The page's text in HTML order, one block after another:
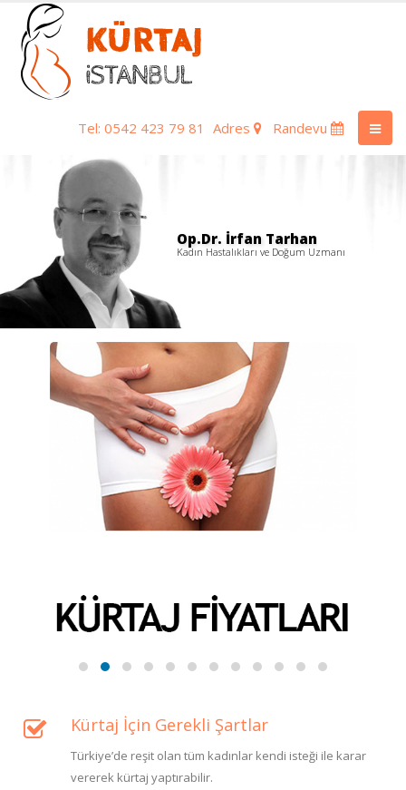
Tel: 0542 423 79 81 Adres Randevu
Op.Dr. İrfan Tarhan
Kadın Hastalıkları ve Doğum Uzmanı
Kürtaj İçin Gerekli Şartlar
Türkiye’de reşit olan tüm kadınlar kendi isteği ile karar
vererek kürtaj yaptırabilir.